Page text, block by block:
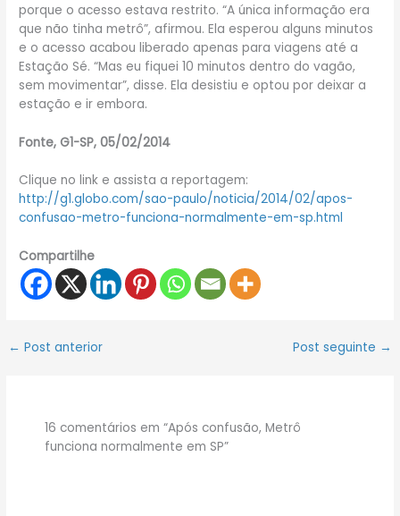
porque o acesso estava restrito. “A única informação era
que não tinha metrô”, afirmou. Ela esperou alguns minutos
e o acesso acabou liberado apenas para viagens até a
Estação Sé. “Mas eu fiquei 10 minutos dentro do vagão,
sem movimentar”, disse. Ela desistiu e optou por deixar a
estação e ir embora.
Fonte, G1-SP, 05/02/2014
Clique no link e assista a reportagem:
http://g1.globo.com/sao-paulo/noticia/2014/02/apos-
confusao-metro-funciona-normalmente-em-sp.html
Compartilhe
← Post anterior Post seguinte →
16 comentários em “Após confusão, Metrô
funciona normalmente em SP”